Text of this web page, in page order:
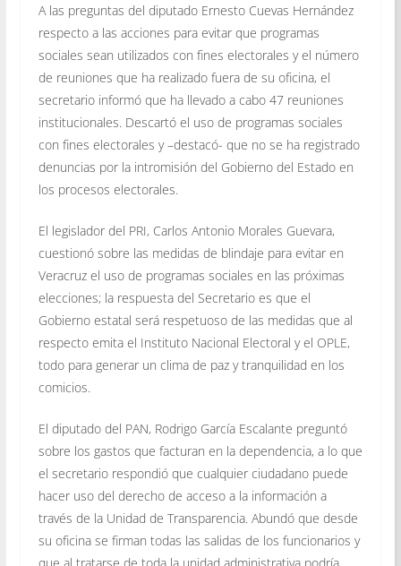
A las preguntas del diputado Ernesto Cuevas Hernández
respecto a las acciones para evitar que programas
sociales sean utilizados con fines electorales y el número
de reuniones que ha realizado fuera de su oficina, el
secretario informó que ha llevado a cabo 47 reuniones
institucionales. Descartó el uso de programas sociales
con fines electorales y –destacó- que no se ha registrado
denuncias por la intromisión del Gobierno del Estado en
los procesos electorales.
El legislador del PRI, Carlos Antonio Morales Guevara,
cuestionó sobre las medidas de blindaje para evitar en
Veracruz el uso de programas sociales en las próximas
elecciones; la respuesta del Secretario es que el
Gobierno estatal será respetuoso de las medidas que al
respecto emita el Instituto Nacional Electoral y el OPLE,
todo para generar un clima de paz y tranquilidad en los
comicios.
El diputado del PAN, Rodrigo García Escalante preguntó
sobre los gastos que facturan en la dependencia, a lo que
el secretario respondió que cualquier ciudadano puede
hacer uso del derecho de acceso a la información a
través de la Unidad de Transparencia. Abundó que desde
su oficina se firman todas las salidas de los funcionarios y